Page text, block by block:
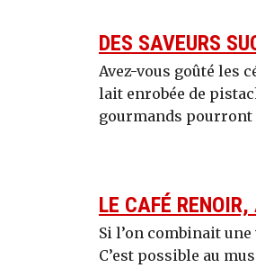
DES SAVEURS
Avez-vous goûté les
lait enrobée de
gourmands pourront
LE CAFÉ
Si l’on combinait
C’est possible au